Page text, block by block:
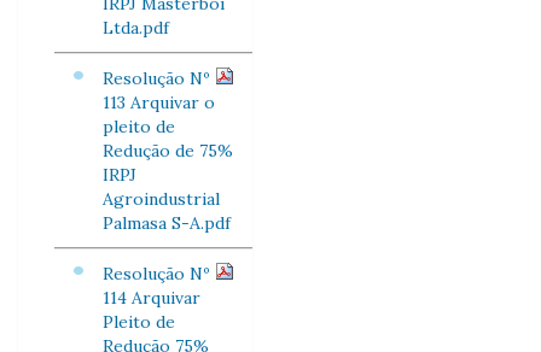
Ltda.pdf
Resolução Nº
113 Arquivar o
pleito de
Redução de 75%
IRPJ
Agroindustrial
Palmasa S-A.pdf
Resolução Nº
114 Arquivar
Pleito de
Redução 75%